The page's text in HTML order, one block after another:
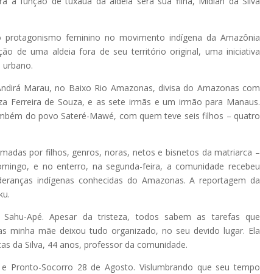
feminino no movimento indígena da Amazônia
de uma aldeia fora de seu território original, uma iniciativa
Marau, no Baixo Rio Amazonas, divisa do Amazonas com
Ferreira de Souza, e as sete irmãs e um irmão para Manaus.
do povo Sateré-Mawé, com quem teve seis filhos – quatro
por filhos, genros, noras, netos e bisnetos da matriarca –
e no enterro, na segunda-feira, a comunidade recebeu
indígenas conhecidas do Amazonas. A reportagem da
Apé. Apesar da tristeza, todos sabem as tarefas que
minha mãe deixou tudo organizado, no seu devido lugar. Ela
da Silva, 44 anos, professor da comunidade.
Pronto-Socorro 28 de Agosto. Vislumbrando que seu tempo